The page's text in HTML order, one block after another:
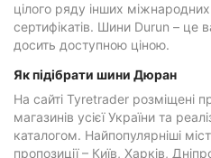
цілого ряду інших
сертифікатів. Шини Durun – це
досить доступною ціною.
Як підібрати шини Дюран
На сайті Tyretrader розміщені
магазинів усієї України та
каталогом. Найпопулярніші
пропозиції – Київ, Харків,